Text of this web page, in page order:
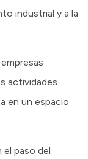
industrial y a la
actividades
en un espacio
paso del